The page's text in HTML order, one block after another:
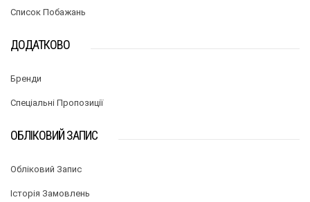
Список Побажань
ДОДАТКОВО
Бренди
Спеціальні Пропозиції
ОБЛІКОВИЙ ЗАПИС
Обліковий Запис
Історія Замовлень